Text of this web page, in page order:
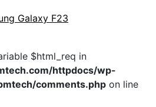
Galaxy F23
$html_req in
httpdocs/wp-
comments.php on line